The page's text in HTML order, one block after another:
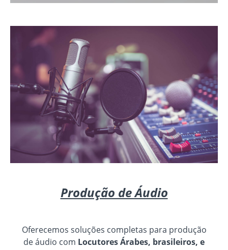
Produção de Áudio
Oferecemos soluções completas para produção
de áudio com Locutores Árabes, brasileiros, e